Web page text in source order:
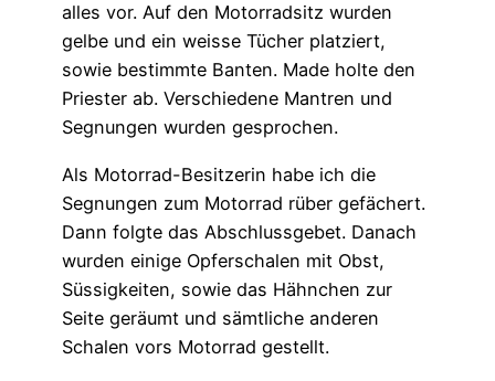
alles vor. Auf den Motorradsitz wurden
gelbe und ein weisse Tücher platziert,
sowie bestimmte Banten. Made holte den
Priester ab. Verschiedene Mantren und
Segnungen wurden gesprochen.
Als Motorrad-Besitzerin habe ich die
Segnungen zum Motorrad rüber gefächert.
Dann folgte das Abschlussgebet. Danach
wurden einige Opferschalen mit Obst,
Süssigkeiten, sowie das Hähnchen zur
Seite geräumt und sämtliche anderen
Schalen vors Motorrad gestellt.